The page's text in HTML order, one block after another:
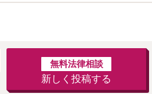
無料法律相談
新しく投稿する